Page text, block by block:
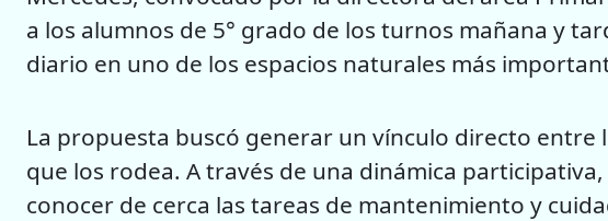
a los alumnos de 5° grado de los turnos mañana y
diario en uno de los espacios naturales más
La propuesta buscó generar un vínculo directo entre
que los rodea. A través de una dinámica
conocer de cerca las tareas de mantenimiento y